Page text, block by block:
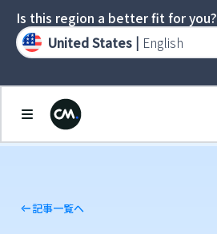
記事一覧へ
Is this region a better fit for you?
United States | English